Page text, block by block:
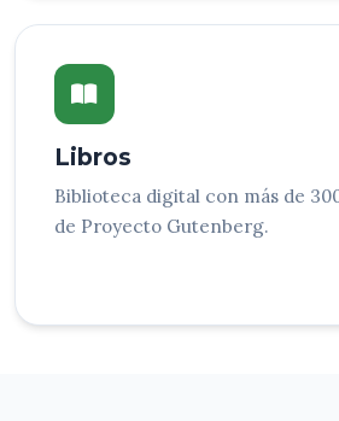
Libros
Biblioteca digital con más de
de Proyecto Gutenberg.